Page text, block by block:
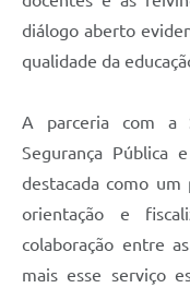
diálogo aberto
qualidade da
A parceria com a
Segurança Pública
destacada como
orientação e
colaboração entre
mais esse serviço